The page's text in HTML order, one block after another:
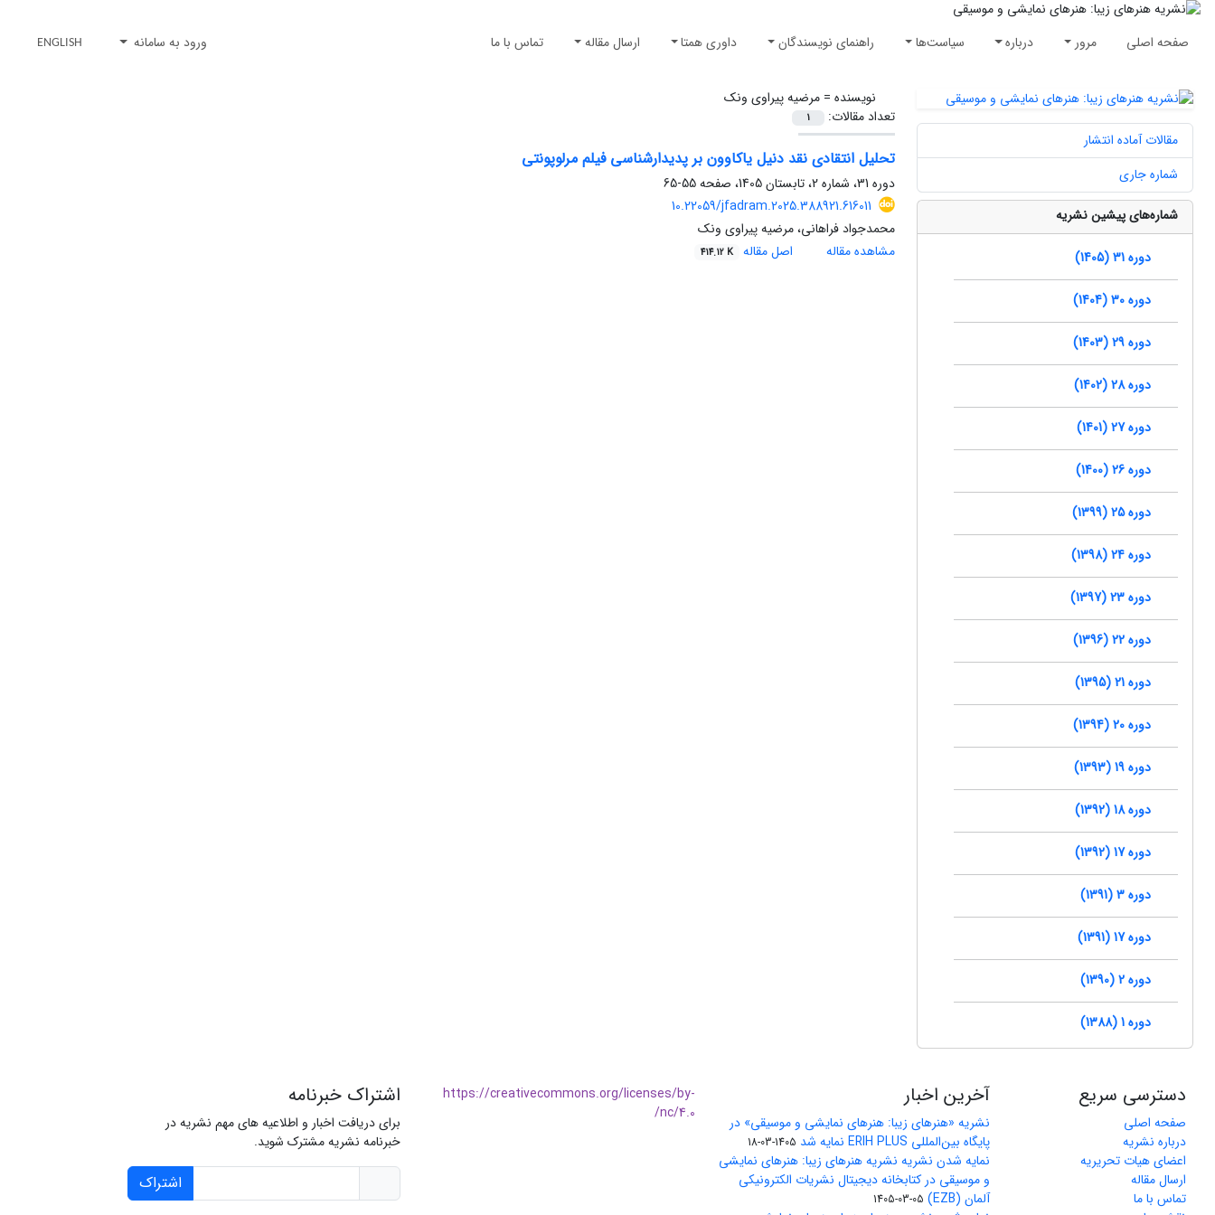
صفحه اصلی مرور درباره سیاست‌ها راهنمای نویسندگان داوری همتا ارسال مقاله تماس با ما ورود به سامانه ENGLISH
نویسنده =مرضیه پیراوی ونک
تعداد مقالات:
1
تحلیل انتقادی نقد دنیل یاکاوون بر پدیدارشناسی فیلم مرلوپونتی
دوره 31، شماره 2، تابستان 1405، صفحه
55-65
10.22059/jfadram.2025.388921.616011
محمدجواد فراهانی، مرضیه پیراوی ونک
مشاهده مقاله
اصل مقاله 414.12 K
مقالات آماده انتشار
شماره جاری
شماره‌های پیشین نشریه
دوره 31 (1405)
دوره 30 (1404)
دوره 29 (1403)
دوره 28 (1402)
دوره 27 (1401)
دوره 26 (1400)
دوره 25 (1399)
دوره 24 (1398)
دوره 23 (1397)
دوره 22 (1396)
دوره 21 (1395)
دوره 20 (1394)
دوره 19 (1393)
دوره 18 (1392)
دوره 17 (1392)
دوره 3 (1391)
دوره 17 (1391)
دوره 2 (1390)
دوره 1 (1388)
دسترسی سریع
صفحه اصلی
درباره نشریه
اعضای هیات تحریریه
ارسال مقاله
تماس با ما
آخرین اخبار
نشریه «هنرهای زیبا: هنرهای نمایشی و موسیقی» در
پایگاه بین‌المللی ERIH PLUS نمایه شد
1405-03-18
نمایه شدن نشریه نشریه هنرهای زیبا: هنرهای نمایشی
و موسیقی در کتابخانه دیجیتال نشریات الکترونیکی
آلمان (EZB)
1405-03-05
https://creativecommons.org/licenses/by-
nc/4.0/
اشتراک خبرنامه
برای دریافت اخبار و اطلاعیه های مهم نشریه در
خبرنامه نشریه مشترک شوید.
اشتراک